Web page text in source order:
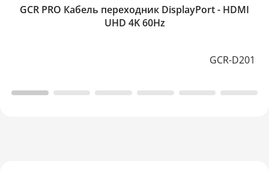
GCR PRO Кабель переходник DisplayPort - HDMI
UHD 4K 60Hz
GCR-D201